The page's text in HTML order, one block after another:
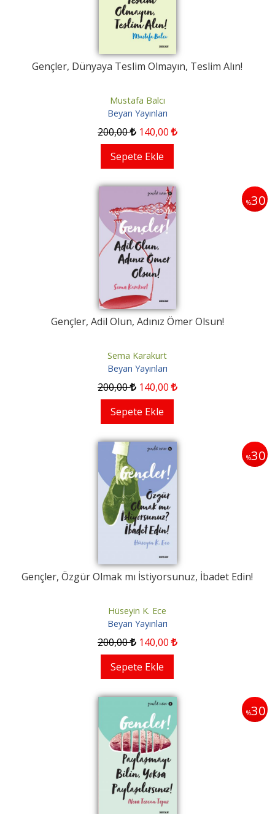
Gençler, Dünyaya Teslim Olmayın, Teslim Alın!
Mustafa Balcı
Beyan Yayınları
200,00 140,00
Sepete Ekle
%30
Gençler, Adil Olun, Adınız Ömer Olsun!
Sema Karakurt
Beyan Yayınları
200,00 140,00
Sepete Ekle
%30
Gençler, Özgür Olmak mı İstiyorsunuz, İbadet Edin!
Hüseyin K. Ece
Beyan Yayınları
200,00 140,00
Sepete Ekle
%30